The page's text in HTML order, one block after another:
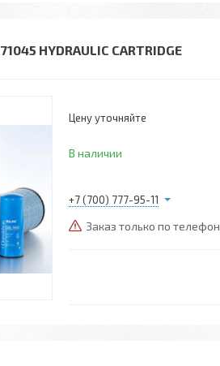
HYDRAULIC CARTRIDGE
Цену уточняйте
В наличии
+7 (700) 777-95-11
Заказ только по